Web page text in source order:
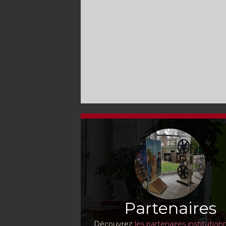
Partenaires
Découvrez les partenaires